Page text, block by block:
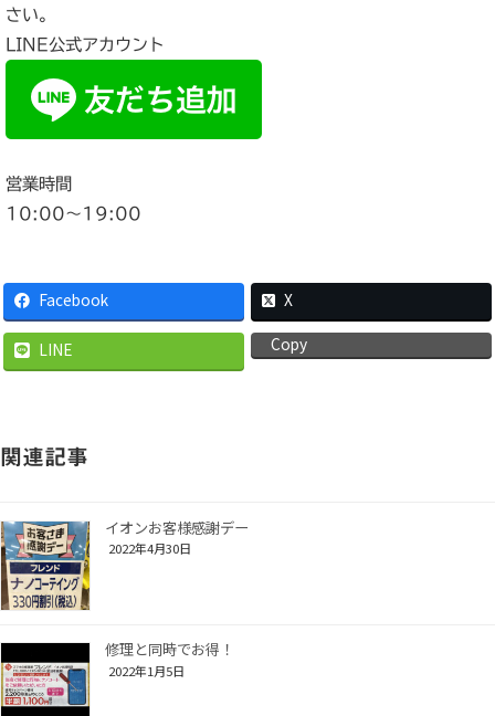
さい。
LINE公式アカウント
営業時間
10:00〜19:00
Facebook X
LINE Copy
関連記事
イオンお客様感謝デー
2022年4月30日
修理と同時でお得！
2022年1月5日